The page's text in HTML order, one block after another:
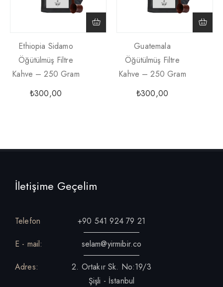
Ethiopia Sidamo
Öğütülmüş Filtre
Kahve – 250 Gram
₺300,00
Guatemala
Öğütülmüş Filtre
Kahve – 250 Gram
₺300,00
İletişime Geçelim
Telefon
+90 541 924 79 21
E - mail:
selam@yirmibir.co
Adres:
2. Ortakır Sk. No:19/3
Şişli - İstanbul